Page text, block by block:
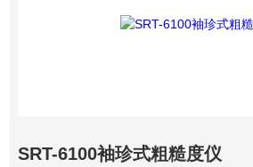
SRT-6100袖珍式粗糙度仪